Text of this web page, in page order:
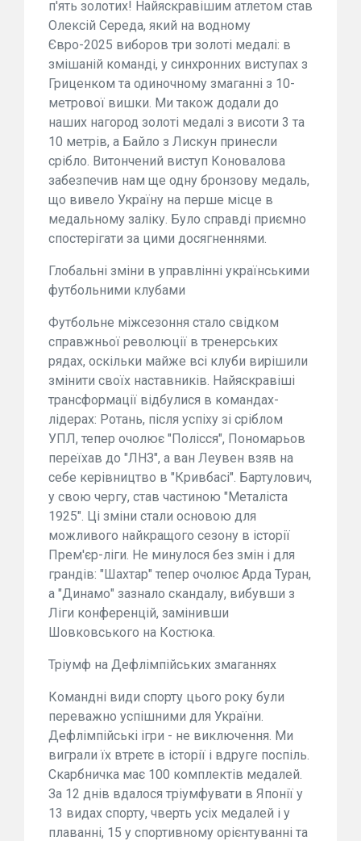
п'ять золотих! Найяскравішим атлетом став
Олексій Середа, який на водному
Євро-2025 виборов три золоті медалі: в
змішаній команді, у синхронних виступах з
Гриценком та одиночному змаганні з 10-
метрової вишки. Ми також додали до
наших нагород золоті медалі з висоти 3 та
10 метрів, а Байло з Лискун принесли
срібло. Витончений виступ Коновалова
забезпечив нам ще одну бронзову медаль,
що вивело Україну на перше місце в
медальному заліку. Було справді приємно
спостерігати за цими досягненнями.
Глобальні зміни в управлінні українськими
футбольними клубами
Футбольне міжсезоння стало свідком
справжньої революції в тренерських
рядах, оскільки майже всі клуби вирішили
змінити своїх наставників. Найяскравіші
трансформації відбулися в командах-
лідерах: Ротань, після успіху зі сріблом
УПЛ, тепер очолює "Полісся", Пономарьов
переїхав до "ЛНЗ", а ван Леувен взяв на
себе керівництво в "Кривбасі". Бартулович,
у свою чергу, став частиною "Металіста
1925". Ці зміни стали основою для
можливого найкращого сезону в історії
Прем'єр-ліги. Не минулося без змін і для
грандів: "Шахтар" тепер очолює Арда Туран,
а "Динамо" зазнало скандалу, вибувши з
Ліги конференцій, замінивши
Шовковського на Костюка.
Тріумф на Дефлімпійських змаганнях
Командні види спорту цього року були
переважно успішними для України.
Дефлімпійські ігри - не виключення. Ми
виграли їх втретє в історії і вдруге поспіль.
Скарбничка має 100 комплектів медалей.
За 12 днів вдалося тріумфувати в Японії у
13 видах спорту, чверть усіх медалей і у
плаванні, 15 у спортивному орієнтуванні та